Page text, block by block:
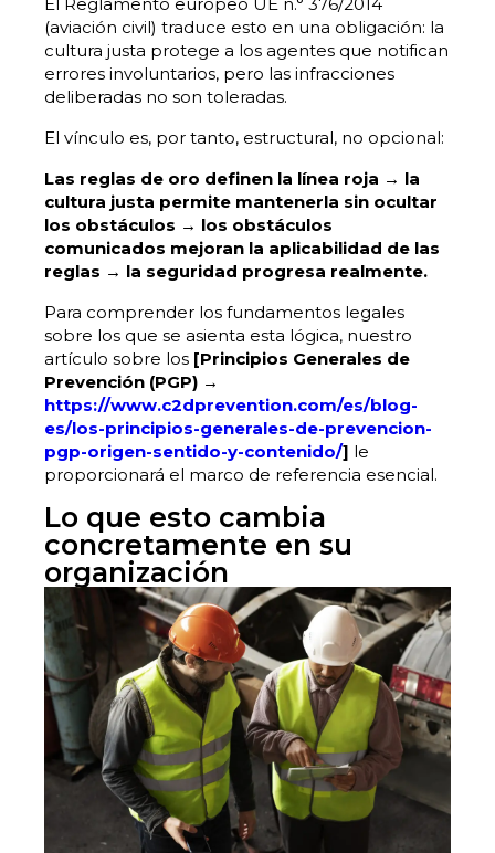
(aviación civil) traduce esto en una obligación: la
cultura justa protege a los agentes que notifican
errores involuntarios, pero las infracciones
deliberadas no son toleradas.
El vínculo es, por tanto, estructural, no opcional:
Las reglas de oro definen la línea roja → la
cultura justa permite mantenerla sin ocultar
los obstáculos → los obstáculos
comunicados mejoran la aplicabilidad de las
reglas → la seguridad progresa realmente.
Para comprender los fundamentos legales
sobre los que se asienta esta lógica, nuestro
artículo sobre los [Principios Generales de
Prevención (PGP) →
https://www.c2dprevention.com/es/blog-
es/los-principios-generales-de-prevencion-
pgp-origen-sentido-y-contenido/] le
proporcionará el marco de referencia esencial.
Lo que esto cambia
concretamente en su
organización